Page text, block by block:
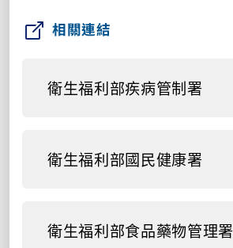
相關連結
衛生福利部疾病管制署
衛生福利部國民健康署
衛生福利部食品藥物管理署